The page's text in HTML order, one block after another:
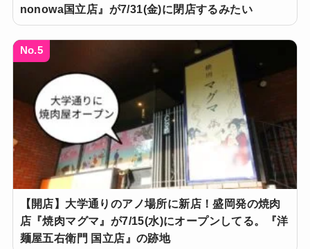
nonowa国立店』が7/31(金)に閉店するみたい
No.5
【開店】大学通りのアノ場所に新店！盛岡発の焼肉
店『焼肉マグマ』が7/15(水)にオープンしてる。『洋
麺屋五右衛門 国立店』の跡地